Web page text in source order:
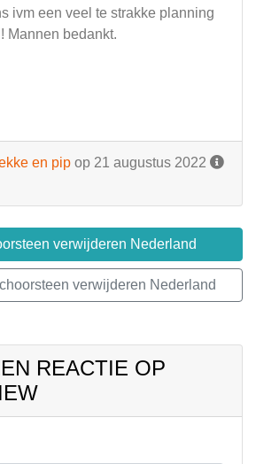
ivm een veel te strakke planning
Mannen bedankt.
en pip op 21 augustus 2022
verwijderen Nederland
verwijderen Nederland
REACTIE OP